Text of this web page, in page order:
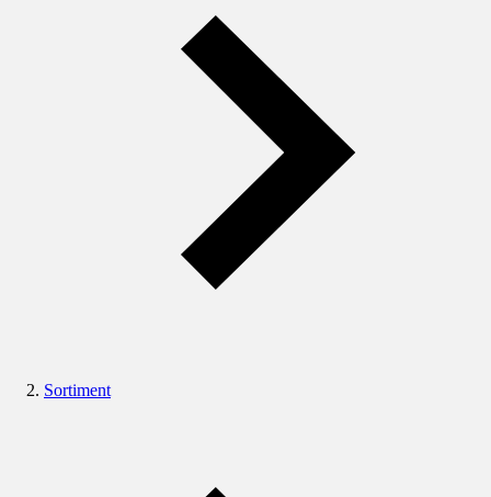
Sortiment